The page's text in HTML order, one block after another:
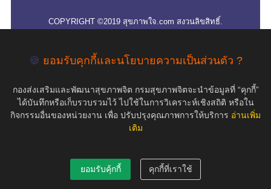
COPYRIGHT ©2019 สุขภาพใจ.com สงวนลิขสิทธิ์.
🍪 ยอมรับคุกกี้และนโยบายความเป็นส่วนตัว ?
กองส่งเสริมและพัฒนาสุขภาพจิต กรมสุขภาพจิตจะนำข้อมูลที่ “คุกกี้”
ได้บันทึกหรือเก็บรวบรวมไว้ ไปใช้ในการวิเคราะห์เชิงสถิติ หรือใน
กิจกรรมอื่นของหน่วยงาน เพื่อ ปรับปรุงคุณภาพการให้บริการ อ่านเพิ่ม
เติม
ยอมรับคุ้กกี้ คุกกี้ที่เราใช้